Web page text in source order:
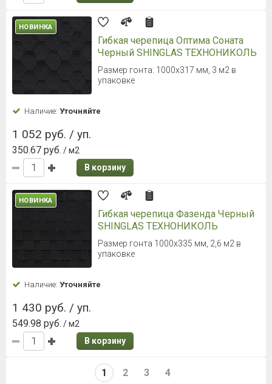
НОВИНКА
Гибкая черепица Оптима Соната
Черный SHINGLAS ТЕХНОНИКОЛЬ
Размер гонта: 1000х317 мм, 3 м2 в
упаковке
Наличие: Уточняйте
1 052 руб. / уп.
350.67 руб. / м2
В корзину
НОВИНКА
Гибкая черепица Фазенда Черный
SHINGLAS ТЕХНОНИКОЛЬ
Размер гонта 1000х335 мм, 2,6 м2 в
упаковке
Наличие: Уточняйте
1 430 руб. / уп.
549.98 руб. / м2
В корзину
1 2 3 4